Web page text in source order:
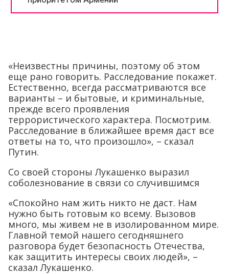
«Неизвестны причины, поэтому об этом
еще рано говорить. Расследование покажет.
Естественно, всегда рассматриваются все
варианты – и бытовые, и криминальные,
прежде всего проявления
террористического характера. Посмотрим.
Расследование в ближайшее время даст все
ответы на то, что произошло», – сказал
Путин.
Со своей стороны Лукашенко выразил
соболезнование в связи со случившимся
«Спокойно нам жить никто не даст. Нам
нужно быть готовым ко всему. Вызовов
много, мы живем не в изолированном мире.
Главной темой нашего сегодняшнего
разговора будет безопасность Отечества,
как защитить интересы своих людей», –
сказал Лукашенко.